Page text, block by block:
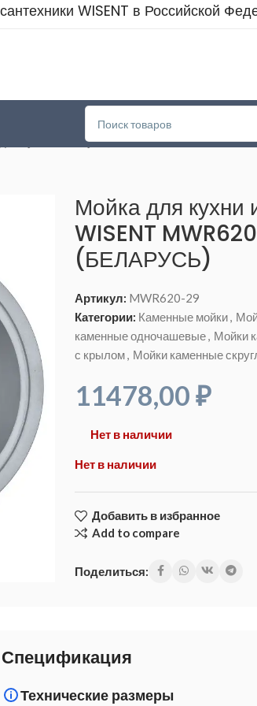
WISENT в Российской
для кухни из искусственного камня
Мойка для кухни
WISENT
(БЕЛАРУСЬ)
Артикул: MWR620-29
Категории: Каменные мойки
каменные одночашевые
Мойки
с крылом
Мойки каменные
11478,00₽
Нет в наличии
Нет в наличии
Добавить в избранное
Add to compare
Поделиться:
Спецификация
Технические размеры